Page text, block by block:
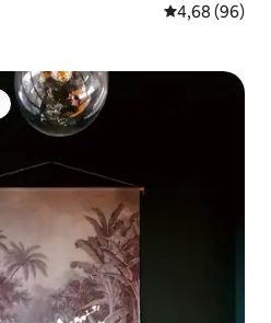
Évaluation
4,68 (96)